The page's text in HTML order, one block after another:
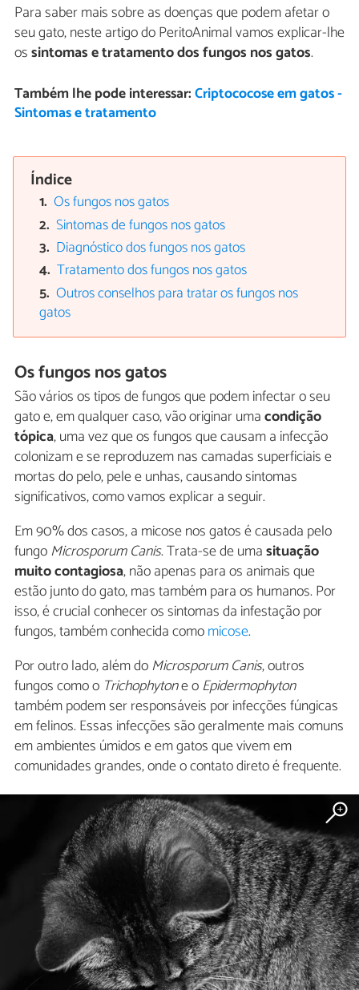
Para saber mais sobre as doenças que podem afetar o
seu gato, neste artigo do PeritoAnimal vamos explicar-lhe
ossintomas e tratamento dos fungos nos gatos.
Também lhe pode interessar:Criptococose em gatos -
Sintomas e tratamento
Índice
Os fungos nos gatos
Sintomas de fungos nos gatos
Diagnóstico dos fungos nos gatos
Tratamento dos fungos nos gatos
Outros conselhos para tratar os fungos nos
gatos
Os fungos nos gatos
São vários os tipos de fungos que podem infectar o seu
gato e, em qualquer caso, vão originar umacondição
tópica, uma vez que os fungos que causam a infecção
colonizam e se reproduzem nas camadas superficiais e
mortas do pelo, pele e unhas, causando sintomas
significativos, como vamos explicar a seguir.
Em 90% dos casos, a micose nos gatos é causada pelo
fungoMicrosporum Canis. Trata-se de umasituação
muito contagiosa, não apenas para os animais que
estão junto do gato, mas também para os humanos. Por
isso, é crucial conhecer os sintomas da infestação por
fungos, também conhecida comomicose.
Por outro lado, além doMicrosporum Canis, outros
fungos como o Trichophytone oEpidermophyton
também podem ser responsáveis por infecções fúngicas
em felinos. Essas infecções são geralmente mais comuns
em ambientes úmidos e em gatos que vivem em
comunidades grandes, onde o contato direto é frequente.